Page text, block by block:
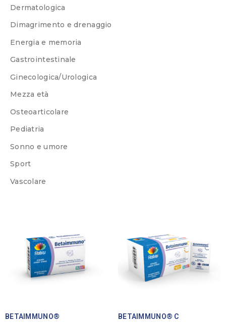
Dermatologica
Dimagrimento e drenaggio
Energia e memoria
Gastrointestinale
Ginecologica/Urologica
Mezza età
Osteoarticolare
Pediatria
Sonno e umore
Sport
Vascolare
BETAIMMUNO® BETAIMMUNO® C